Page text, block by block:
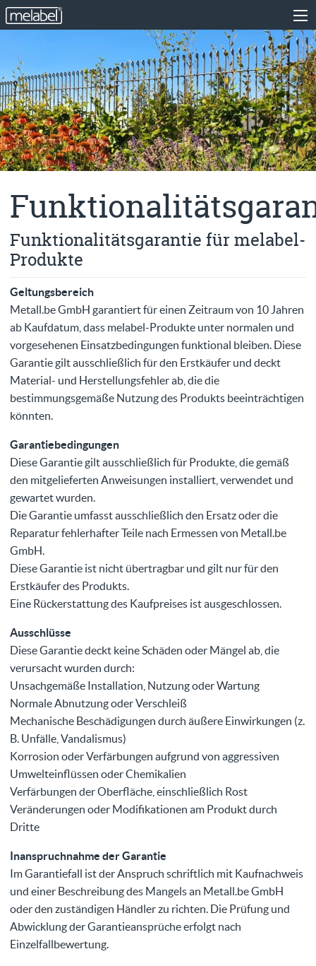
Funktionalitätsgarantie für melabel-
Produkte
Geltungsbereich
Metall.be GmbH garantiert für einen Zeitraum von 10 Jahren
ab Kaufdatum, dass melabel-Produkte unter normalen und
vorgesehenen Einsatzbedingungen funktional bleiben. Diese
Garantie gilt ausschließlich für den Erstkäufer und deckt
Material- und Herstellungsfehler ab, die die
bestimmungsgemäße Nutzung des Produkts beeinträchtigen
könnten.
Garantiebedingungen
Diese Garantie gilt ausschließlich für Produkte, die gemäß
den mitgelieferten Anweisungen installiert, verwendet und
gewartet wurden.
Die Garantie umfasst ausschließlich den Ersatz oder die
Reparatur fehlerhafter Teile nach Ermessen von Metall.be
GmbH.
Diese Garantie ist nicht übertragbar und gilt nur für den
Erstkäufer des Produkts.
Eine Rückerstattung des Kaufpreises ist ausgeschlossen.
Ausschlüsse
Diese Garantie deckt keine Schäden oder Mängel ab, die
verursacht wurden durch:
Unsachgemäße Installation, Nutzung oder Wartung
Normale Abnutzung oder Verschleiß
Mechanische Beschädigungen durch äußere Einwirkungen (z.
B. Unfälle, Vandalismus)
Korrosion oder Verfärbungen aufgrund von aggressiven
Umwelteinflüssen oder Chemikalien
Verfärbungen der Oberfläche, einschließlich Rost
Veränderungen oder Modifikationen am Produkt durch
Dritte
Inanspruchnahme der Garantie
Im Garantiefall ist der Anspruch schriftlich mit Kaufnachweis
und einer Beschreibung des Mangels an Metall.be GmbH
oder den zuständigen Händler zu richten. Die Prüfung und
Abwicklung der Garantieansprüche erfolgt nach
Einzelfallbewertung.